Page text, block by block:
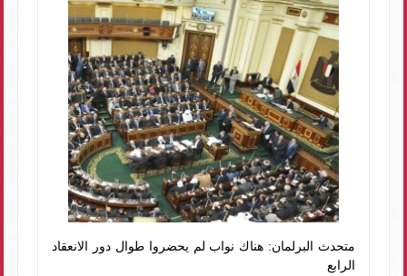
متحدث البرلمان: هناك نواب لم يحضروا طوال دور الانعقاد
الرابع